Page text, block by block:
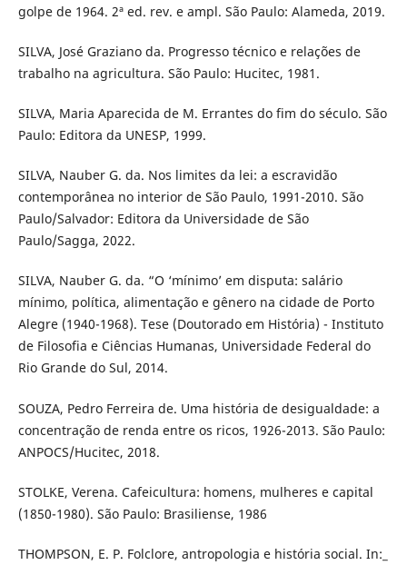
golpe de 1964. 2ª ed. rev. e ampl. São Paulo: Alameda, 2019.
SILVA, José Graziano da. Progresso técnico e relações de
trabalho na agricultura. São Paulo: Hucitec, 1981.
SILVA, Maria Aparecida de M. Errantes do fim do século. São
Paulo: Editora da UNESP, 1999.
SILVA, Nauber G. da. Nos limites da lei: a escravidão
contemporânea no interior de São Paulo, 1991-2010. São
Paulo/Salvador: Editora da Universidade de São
Paulo/Sagga, 2022.
SILVA, Nauber G. da. “O ‘mínimo’ em disputa: salário
mínimo, política, alimentação e gênero na cidade de Porto
Alegre (1940-1968). Tese (Doutorado em História) - Instituto
de Filosofia e Ciências Humanas, Universidade Federal do
Rio Grande do Sul, 2014.
SOUZA, Pedro Ferreira de. Uma história de desigualdade: a
concentração de renda entre os ricos, 1926-2013. São Paulo:
ANPOCS/Hucitec, 2018.
STOLKE, Verena. Cafeicultura: homens, mulheres e capital
(1850-1980). São Paulo: Brasiliense, 1986
THOMPSON, E. P. Folclore, antropologia e história social. In:_